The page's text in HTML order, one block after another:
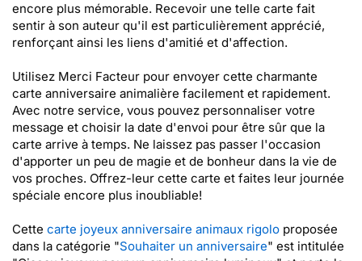
encore plus mémorable. Recevoir une telle carte fait
sentir à son auteur qu'il est particulièrement apprécié,
renforçant ainsi les liens d'amitié et d'affection.
Utilisez Merci Facteur pour envoyer cette charmante
carte anniversaire animalière facilement et rapidement.
Avec notre service, vous pouvez personnaliser votre
message et choisir la date d'envoi pour être sûr que la
carte arrive à temps. Ne laissez pas passer l'occasion
d'apporter un peu de magie et de bonheur dans la vie de
vos proches. Offrez-leur cette carte et faites leur journée
spéciale encore plus inoubliable!
Cette carte joyeux anniversaire animaux rigolo proposée
dans la catégorie "Souhaiter un anniversaire" est intitulée